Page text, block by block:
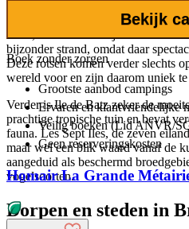
honderden stranden in het gebied.
mooi, maar niet zo bijzonder. Cote
bijzonder strand, omdat daar
Deze rotsen komen verder slechts
wereld voor en zijn daarom uniek
Verder is Ile de Batz zeker de
prachtige tropische tuin en bevat
fauna. Les Sept Iles, de zeven
maar wel een blik waard vanaf de
aangeduid als beschermd
vogelsoorten.
Dorpen en steden in
Bekijk
Boek zonder zorgen
Grootste aanbod campings
Ervaren en klantvriendelijke
Veilig boeken (Lid ANVR/
Geen reserveringskosten
Homair La Grande